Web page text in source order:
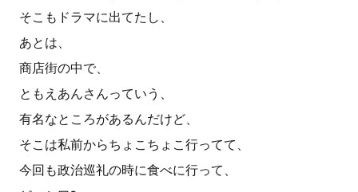
そこもドラマに出てたし、
あとは、
商店街の中で、
ともえあんさんっていう、
有名なところがあるんだけど、
そこは私前からちょこちょこ行ってて、
今回も政治巡礼の時に食べに行って、